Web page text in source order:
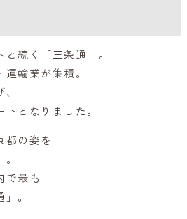
続く「三条通」。
輸業が集積。
となりました。
都の姿を
で最も
。